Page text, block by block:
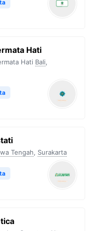
Hati
Hati Bali,
Tengah, Surakarta